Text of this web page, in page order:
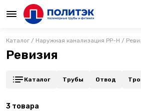
Каталог / Наружная канализация PP-H /
Ревизия
Каталог Трубы Отвод
3 товара